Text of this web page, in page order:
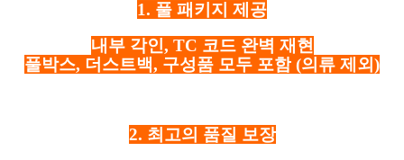
1. 풀 패키지 제공
내부 각인, TC 코드 완벽 재현
풀박스, 더스트백, 구성품 모두 포함 (의류 제외)
2. 최고의 품질 보장